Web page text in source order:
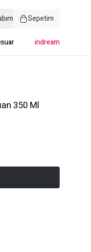
Sepetim
indream
350 Ml